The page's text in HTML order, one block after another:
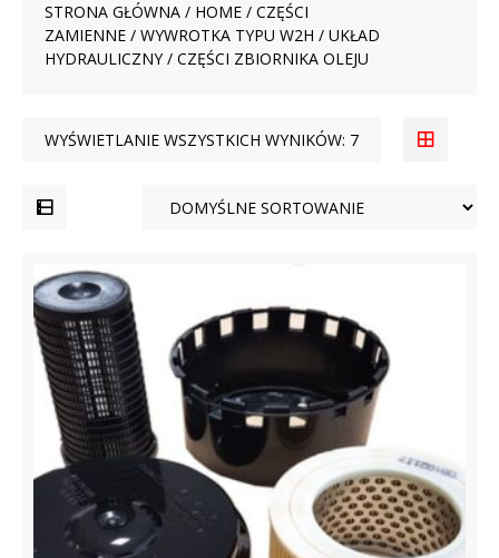
STRONA GŁÓWNA / HOME / CZĘŚCI
ZAMIENNE / WYWROTKA TYPU W2H / UKŁAD
HYDRAULICZNY/ CZĘŚCI ZBIORNIKA OLEJU
WYŚWIETLANIE WSZYSTKICH WYNIKÓW: 7